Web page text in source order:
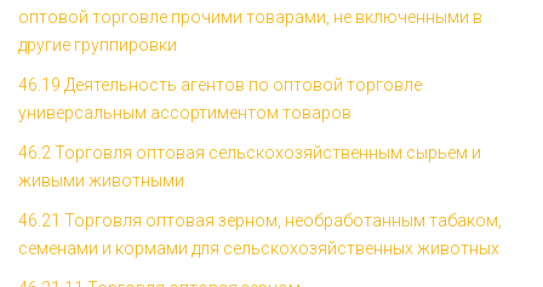
оптовой торговле прочими товарами, не включенными в
другие группировки
46.19 Деятельность агентов по оптовой торговле
универсальным ассортиментом товаров
46.2 Торговля оптовая сельскохозяйственным сырьем и
живыми животными
46.21 Торговля оптовая зерном, необработанным табаком,
семенами и кормами для сельскохозяйственных животных